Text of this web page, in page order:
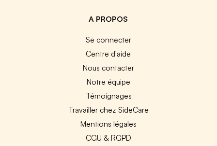
A PROPOS
Se connecter
Centre d'aide
Nous contacter
Notre équipe
Témoignages
Travailler chez SideCare
Mentions légales
CGU & RGPD